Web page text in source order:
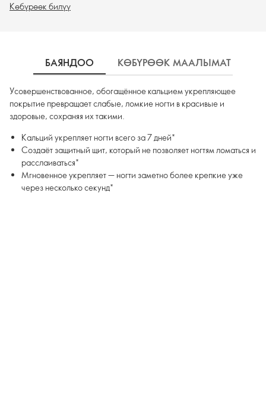
Көбүрөөк билүү
БАЯНДОО КӨБҮРӨӨК МААЛЫМАТ
Усовершенствованное, обогащённое кальцием укрепляющее
покрытие превращает слабые, ломкие ногти в красивые и
здоровые, сохраняя их такими.
Кальций укрепляет ногти всего за 7 дней*
Создаёт защитный щит, который не позволяет ногтям ломаться и
расслаиваться*
Мгновенное укрепляет — ногти заметно более крепкие уже
через несколько секунд*